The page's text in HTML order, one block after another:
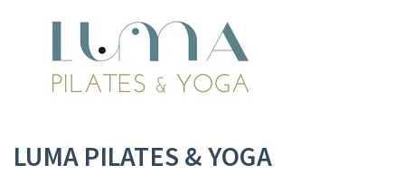
LUMA PILATES & YOGA